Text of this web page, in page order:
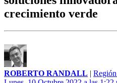
crecimiento verde
ROBERTO RANDALL |